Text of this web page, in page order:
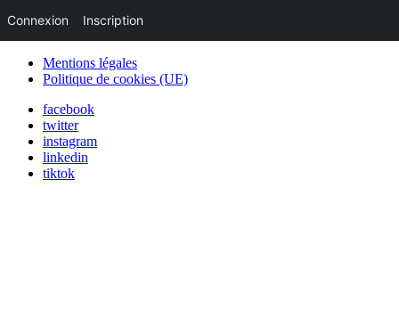
Mentions légales
Politique de cookies (UE)
facebook
twitter
instagram
linkedin
tiktok
Connexion Inscription